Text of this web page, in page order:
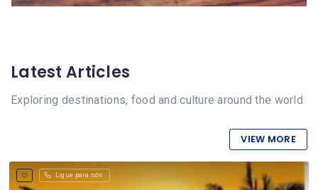
Latest Articles
Exploring destinations, food and culture around the world
VIEW MORE
Ligue para nós.